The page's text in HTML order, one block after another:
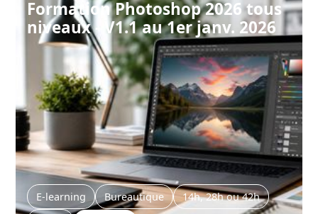
Formation Photoshop 2026 tous
niveaux - V1.1 au 1er janv. 2026
E-learning Bureautique
14h, 28h ou 42h